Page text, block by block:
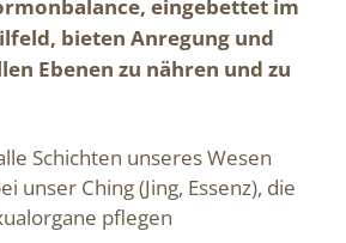
eingebettet im
bieten Anregung und
Ebenen zu nähren und zu
Schichten unseres Wesen
unser Ching (Jing, Essenz), die
pflegen